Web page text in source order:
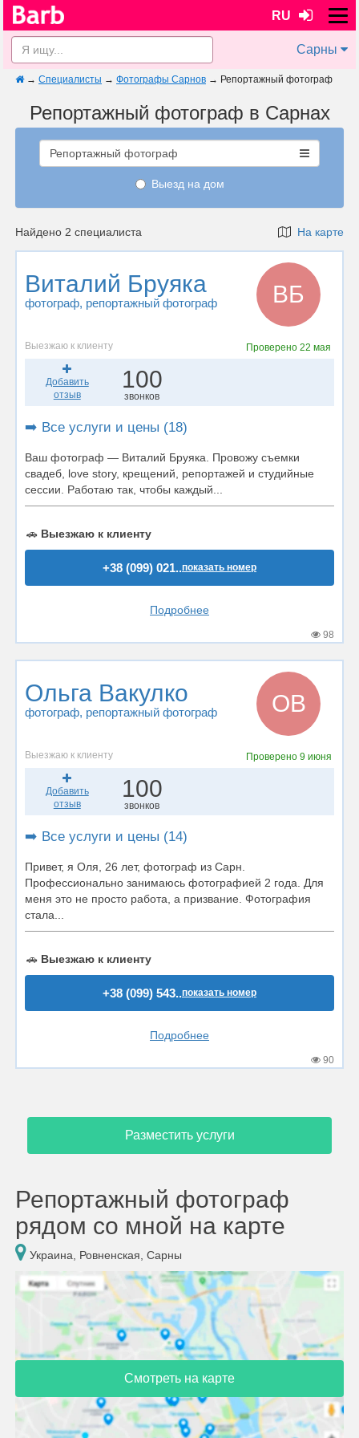
RU
Сарны
→ Специалисты → Фотографы Сарнов → Репортажный фотограф
Репортажный фотограф в Сарнах
Репортажный фотограф
Выезд на дом
Найдено 2 специалиста На карте
Виталий Бруяка
фотограф, репортажный фотограф ВБ
Выезжаю к клиенту Проверено22 мая
Добавить
отзыв
100
звонков
➡️ Все услуги и цены (18)
Ваш фотограф — Виталий Бруяка. Провожу съемки
свадеб, love story, крещений, репортажей и студийные
сессии. Работаю так, чтобы каждый...
🚗 Выезжаю к клиенту
+38 (099) 021..показать номер
Подробнее
98
Ольга Вакулко
фотограф, репортажный фотограф ОВ
Выезжаю к клиенту Проверено 9 июня
Добавить
отзыв
100
звонков
➡️ Все услуги и цены (14)
Привет, я Оля, 26 лет, фотограф из Сарн.
Профессионально занимаюсь фотографией 2 года. Для
меня это не просто работа, а призвание. Фотография
стала...
🚗 Выезжаю к клиенту
+38 (099) 543..показать номер
Подробнее
90
Разместить услуги
Репортажный фотограф
рядом со мной на карте
Украина, Ровненская, Сарны
Смотреть на карте